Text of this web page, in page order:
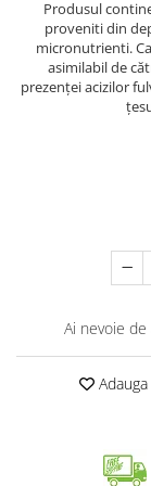
Patrunjel de
Seminte de
Patrunjel de
Seminte de
Seminte de
Seminte telina
Semințe de Gulii
Seminte de
Surubelnite
Clesti
Unelte de taiat
Pistoale pentru
Scule pentru
Chei hexagonale
Tarozi, filiere si
Lanterne si lampi
Echipament de
Produsul
proveniti din
micronutrienti.
asimilabil de
prezenței acizilor
Ai nevoie de
Adauga